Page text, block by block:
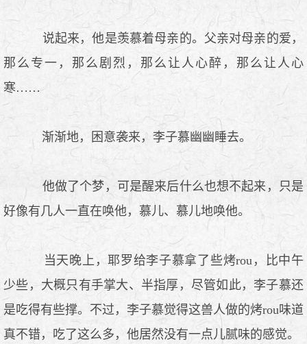
说起来，他是羡慕着母亲的。父亲对母亲的爱，
那么专一，那么剧烈，那么让人心醉，那么让人心
寒……
渐渐地，困意袭来，李子慕幽幽睡去。
他做了个梦，可是醒来后什么也想不起来，只是
好像有几人一直在唤他，慕儿、慕儿地唤他。
当天晚上，耶罗给李子慕拿了些烤rou，比中午
少些，大概只有手掌大、半指厚，尽管如此，李子慕还
是吃得有些撑。不过，李子慕觉得这兽人做的烤rou味道
真不错，吃了这么多，他居然没有一点儿腻味的感觉。